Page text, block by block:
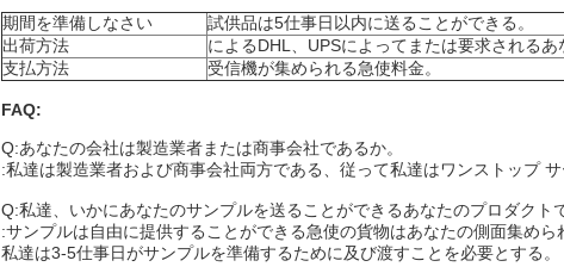
期間を準備しなさい
試供品は5仕事日以内に送ることができる。
出荷方法
によるDHL、UPSによってまたは要求されるあ
支払方法
受信機が集められる急使料金。
FAQ:
Q:あなたの会社は製造業者または商事会社であるか。
:私達は製造業者および商事会社両方である、従って私達はワンストップ サ
Q:私達、いかにあなたのサンプルを送ることができるあなたのプロダクト
:サンプルは自由に提供することができる急使の貨物はあなたの側面集め
私達は3-5仕事日がサンプルを準備するために及び渡すことを必要とする。